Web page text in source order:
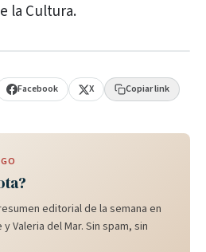
la Cultura.
Facebook X Copiar link
editorial de la semana en
Valeria del Mar. Sin spam, sin